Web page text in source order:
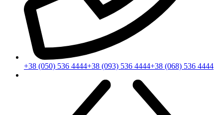
+38 (050) 536 4444+38 (093) 536 4444+38 (068) 536 4444